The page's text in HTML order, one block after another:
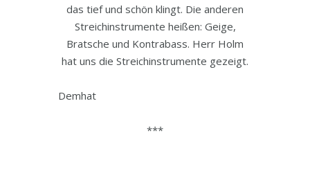
das tief und schön klingt. Die anderen
Streichinstrumente heißen: Geige,
Bratsche und Kontrabass. Herr Holm
hat uns die Streichinstrumente gezeigt.
Demhat
***